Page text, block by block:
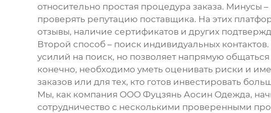
относительно простая процедура заказа. Минусы
проверять репутацию поставщика. На этих
отзывы, наличие сертификатов и других
Второй способ – поиск индивидуальных
усилий на поиск, но позволяет напрямую
конечно, необходимо уметь оценивать риски и
заказов или для тех, кто готов инвестировать
Мы, как компания ООО Фуцзянь Аосин Одежда,
сотрудничество с несколькими проверенными